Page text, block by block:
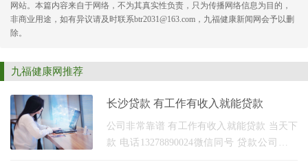
网站。本篇内容来自于网络，不为其真实性负责，只为传播网络信息为目的，
非商业用途，如有异议请及时联系btr2031@163.com，九福健康新闻网会予以删
除。
九福健康网推荐
长沙贷款 有工作有收入就能贷款
公司非常靠谱 有工作有收入就能贷款 当天下
款 电话13278890024微信同号 贷款公司长期